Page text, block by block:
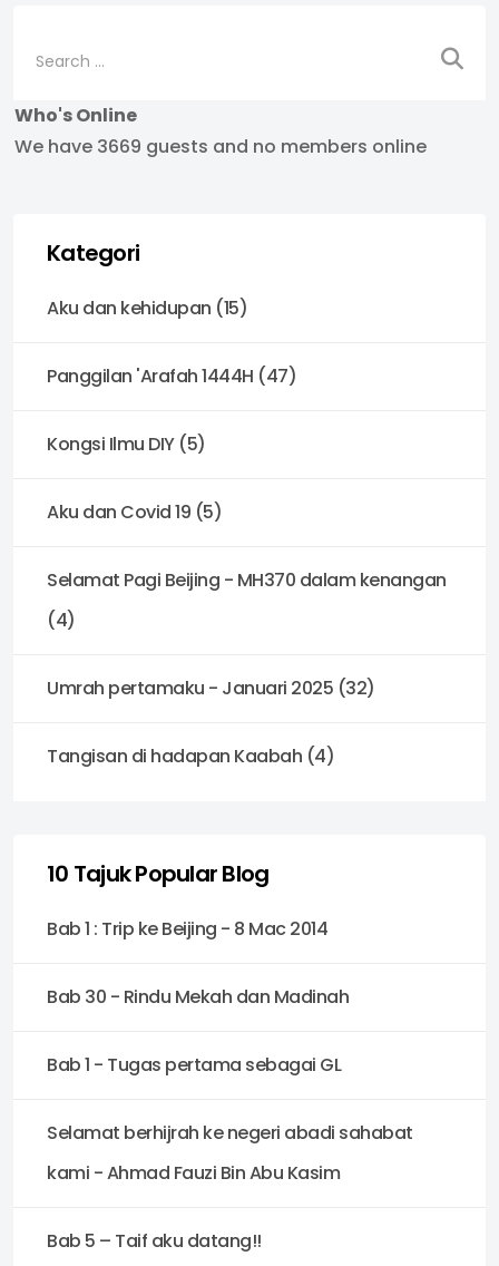
Who's Online
We have 3669 guests and no members online
Kategori
Aku dan kehidupan (15)
Panggilan 'Arafah 1444H (47)
Kongsi Ilmu DIY (5)
Aku dan Covid 19 (5)
Selamat Pagi Beijing - MH370 dalam kenangan
(4)
Umrah pertamaku - Januari 2025 (32)
Tangisan di hadapan Kaabah (4)
10 Tajuk Popular Blog
Bab 1 : Trip ke Beijing - 8 Mac 2014
Bab 30 - Rindu Mekah dan Madinah
Bab 1 - Tugas pertama sebagai GL
Selamat berhijrah ke negeri abadi sahabat
kami - Ahmad Fauzi Bin Abu Kasim
Bab 5 – Taif aku datang!!